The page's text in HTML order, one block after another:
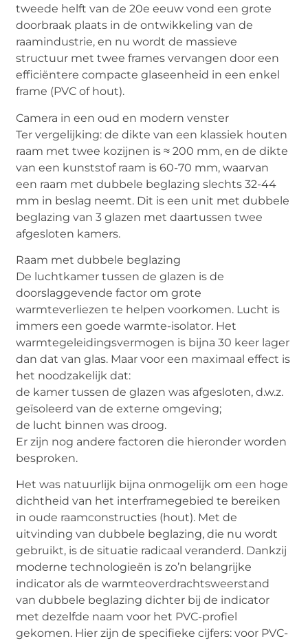
tweede helft van de 20e eeuw vond een grote
doorbraak plaats in de ontwikkeling van de
raamindustrie, en nu wordt de massieve
structuur met twee frames vervangen door een
efficiëntere compacte glaseenheid in een enkel
frame (PVC of hout).
Camera in een oud en modern venster
Ter vergelijking: de dikte van een klassiek houten
raam met twee kozijnen is ≈ 200 mm, en de dikte
van een kunststof raam is 60-70 mm, waarvan
een raam met dubbele beglazing slechts 32-44
mm in beslag neemt. Dit is een unit met dubbele
beglazing van 3 glazen met daartussen twee
afgesloten kamers.
Raam met dubbele beglazing
De luchtkamer tussen de glazen is de
doorslaggevende factor om grote
warmteverliezen te helpen voorkomen. Lucht is
immers een goede warmte-isolator. Het
warmtegeleidingsvermogen is bijna 30 keer lager
dan dat van glas. Maar voor een maximaal effect is
het noodzakelijk dat:
de kamer tussen de glazen was afgesloten, d.w.z.
geïsoleerd van de externe omgeving;
de lucht binnen was droog.
Er zijn nog andere factoren die hieronder worden
besproken.
Het was natuurlijk bijna onmogelijk om een ​​hoge
dichtheid van het interframegebied te bereiken
in oude raamconstructies (hout). Met de
uitvinding van dubbele beglazing, die nu wordt
gebruikt, is de situatie radicaal veranderd. Dankzij
moderne technologieën is zo’n belangrijke
indicator als de warmteoverdrachtsweerstand
van dubbele beglazing dichter bij de indicator
met dezelfde naam voor het PVC-profiel
gekomen. Hier zijn de specifieke cijfers: voor PVC-